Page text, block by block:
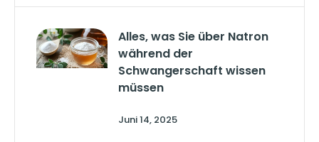
Alles, was Sie über Natron
während der
Schwangerschaft wissen
müssen
Juni 14, 2025